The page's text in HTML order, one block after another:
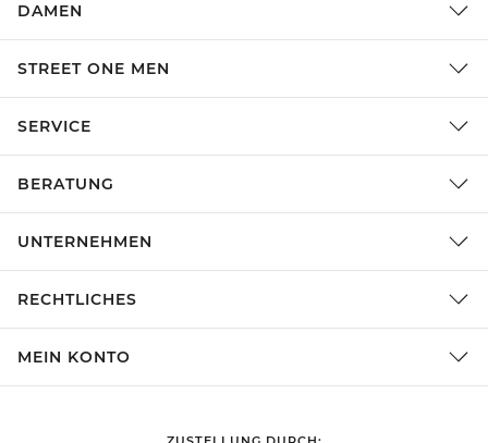
DAMEN
STREET ONE MEN
SERVICE
BERATUNG
UNTERNEHMEN
RECHTLICHES
MEIN KONTO